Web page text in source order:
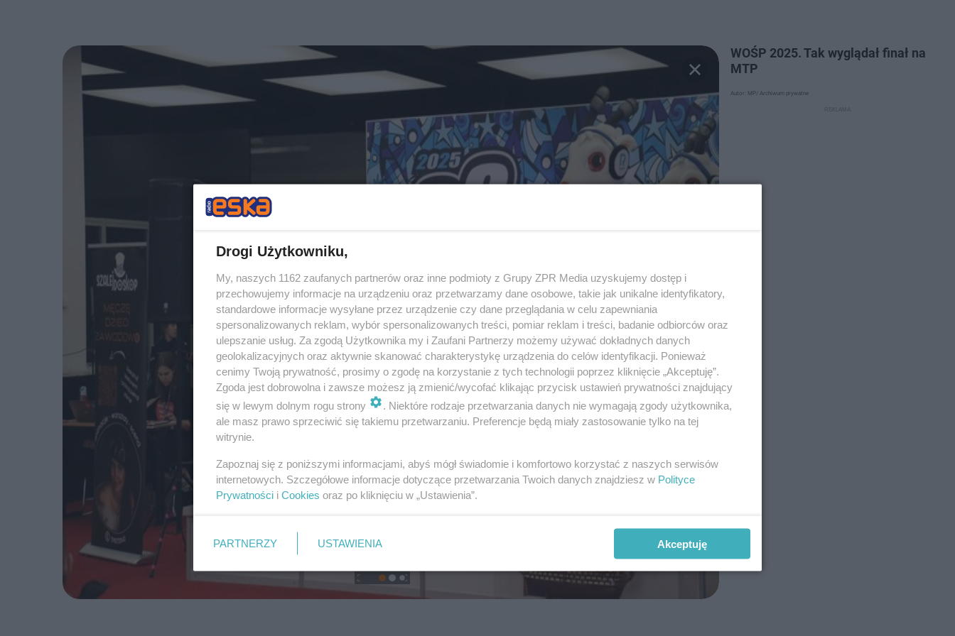
WOŚP 2025. Tak wyglądał finał na
MTP
Autor: MP/ Archiwum prywatne
Drogi Użytkowniku,
My, naszych 1162 zaufanych partnerów oraz inne podmioty z Grupy ZPR Media uzyskujemy dostęp i
przechowujemy informacje na urządzeniu oraz przetwarzamy dane osobowe, takie jak unikalne identyfikatory,
standardowe informacje wysyłane przez urządzenie czy dane przeglądania w celu zapewniania
spersonalizowanych reklam, wybór spersonalizowanych treści, pomiar reklam i treści, badanie odbiorców oraz
ulepszanie usług. Za zgodą Użytkownika my i Zaufani Partnerzy możemy używać dokładnych danych
geolokalizacyjnych oraz aktywnie skanować charakterystykę urządzenia do celów identyfikacji. Ponieważ
cenimy Twoją prywatność, prosimy o zgodę na korzystanie z tych technologii poprzez kliknięcie „Akceptuję”.
Zgoda jest dobrowolna i zawsze możesz ją zmienić/wycofać klikając przycisk ustawień prywatności znajdujący
się w lewym dolnym rogu strony
. Niektóre rodzaje przetwarzania danych nie wymagają zgody użytkownika,
ale masz prawo sprzeciwić się takiemu przetwarzaniu. Preferencje będą miały zastosowanie tylko na tej
witrynie.
Zapoznaj się z poniższymi informacjami, abyś mógł świadomie i komfortowo korzystać z naszych serwisów
internetowych. Szczegółowe informacje dotyczące przetwarzania Twoich danych znajdziesz w Polityce
Prywatności i Cookies oraz po kliknięciu w „Ustawienia”.
PARTNERZY USTAWIENIA Akceptuję